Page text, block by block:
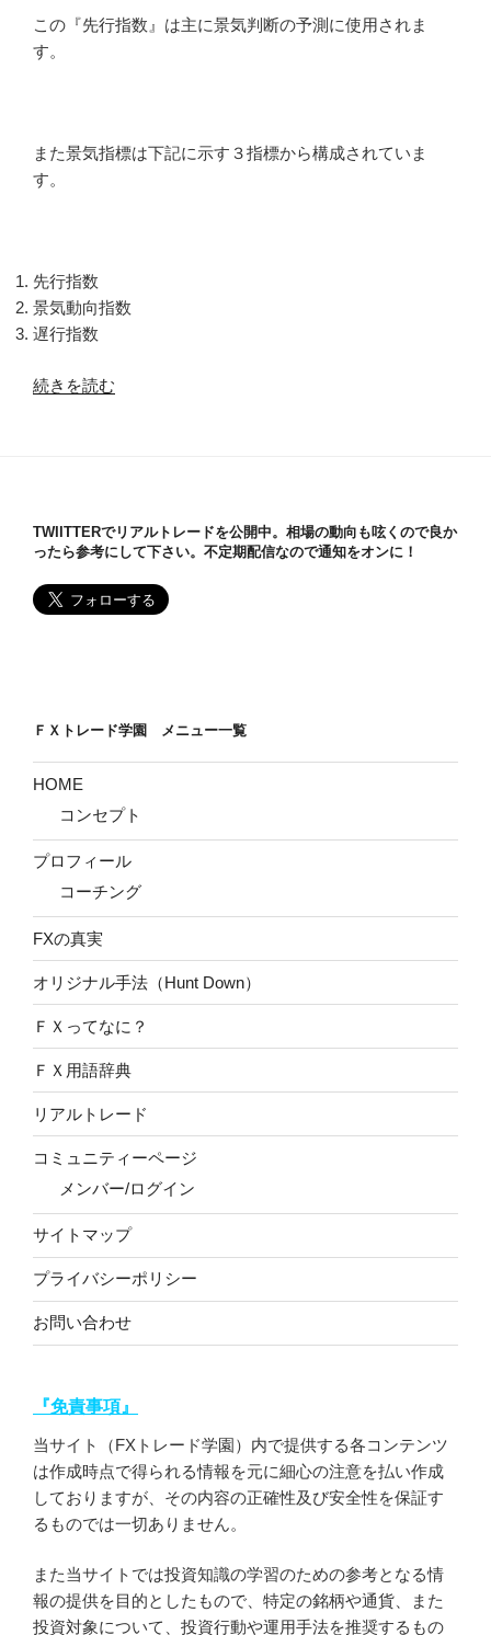
この『先行指数』は主に景気判断の予測に使用されま
す。
また景気指標は下記に示す３指標から構成されていま
す。
先行指数
景気動向指数
遅行指数
“『先
分
り
説”
続きを読む
TWIITTERでリアルトレードを公開中。相場の動向も呟くので良か
ったら参考にして下さい。不定期配信なので通知をオンに！
ＦＸトレード学園 メニュー一覧
HOME
コンセプト
プロフィール
コーチング
FXの真実
オリジナル手法（Hunt Down）
ＦＸってなに？
ＦＸ用語辞典
リアルトレード
コミュニティーページ
メンバー/ログイン
サイトマップ
プライバシーポリシー
お問い合わせ
『免責事項』
当サイト（FXトレード学園）内で提供する各コンテンツ
は作成時点で得られる情報を元に細心の注意を払い作成
しておりますが、その内容の正確性及び安全性を保証す
るものでは一切ありません。
また当サイトでは投資知識の学習のための参考となる情
報の提供を目的としたもので、特定の銘柄や通貨、また
投資対象について、投資行動や運用手法を推奨するもの